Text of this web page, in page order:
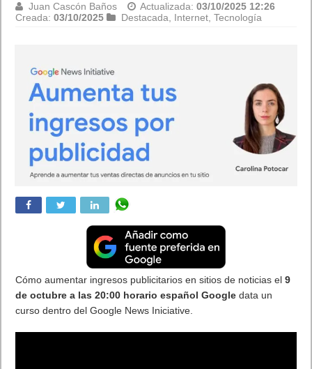
Juan Cascón Baños Actualizada:03/10/2025 12:26
Creada:03/10/2025 Destacada Internet ,Tecnología
Cómo aumentar ingresos publicitarios en sitios de noticias el9
de octubre a las 20:00 horario español Google data un
curso dentro del Google News Iniciative.